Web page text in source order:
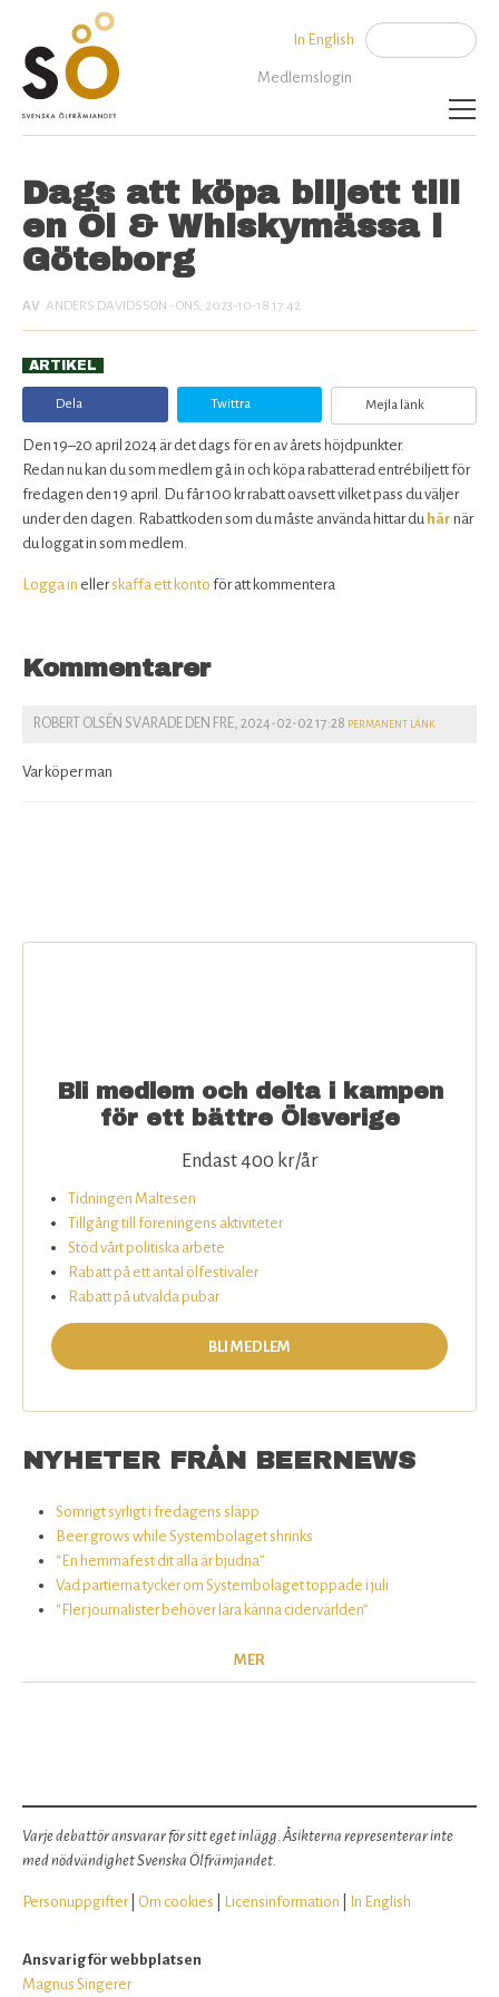
Sök
In English
Medlemslogin
Bli medlem
Om SÖ
Kontakta oss
Dags att köpa biljett till
en Öl & Whiskymässa i
Göteborg
ANDERS DAVIDSSON - ONS, 2023-10-18 17:42
ARTIKEL
Dela Twittra Mejla länk
Den 19–20 april 2024 är det dags för en av årets höjdpunkter.
Redan nu kan du som medlem gå in och köpa rabatterad entrébiljett för
fredagen den 19 april. Du får 100 kr rabatt oavsett vilket pass du väljer
under den dagen. Rabattkoden som du måste använda hittar du här när
du loggat in som medlem.
Logga in ellerskaffa ett konto för att kommentera
Kommentarer
ROBERT OLSÉN SVARADE DEN FRE, 2024-02-02 17:28 PERMANENT LÄNK
Var köper man
Bli medlem och delta i kampen
för ett bättre Ölsverige
Endast 400 kr/år
Tidningen Maltesen
Tillgång till föreningens aktiviteter
Stöd vårt politiska arbete
Rabatt på ett antal ölfestivaler
Rabatt på utvalda pubar
BLI MEDLEM
NYHETER FRÅN BEERNEWS
Somrigt syrligt i fredagens släpp
Beer grows while Systembolaget shrinks
“En hemmafest dit alla är bjudna”
Vad partierna tycker om Systembolaget toppade i juli
“Fler journalister behöver lära känna cidervärlden”
MER
Varje debattör ansvarar för sitt eget inlägg. Åsikterna representerar inte
med nödvändighet Svenska Ölfrämjandet.
Personuppgifter| Om cookies Licensinformation In English
Ansvarig för webbplatsen
Magnus Singerer